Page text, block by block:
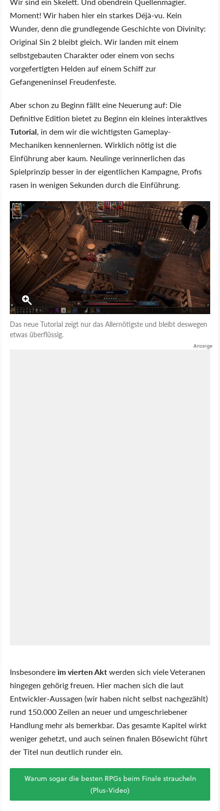
Moment! Wir haben hier ein starkes Déjà-vu. Kein
Wunder, denn die grundlegende Geschichte von Divinity:
Original Sin 2 bleibt gleich. Wir landen mit einem
selbstgebauten Charakter oder einem von sechs
vorgefertigten Helden auf einem Schiff zur
Gefangeneninsel Freudenfeste.
Aber schon zu Beginn fällt eine Neuerung auf: Die
Definitive Edition bietet zu Beginn ein kleines interaktives
Tutorial, in dem wir die wichtigsten Gameplay-
Mechaniken kennenlernen. Wirklich nötig ist die
Einführung aber kaum. Neulinge verinnerlichen das
Spielprinzip besser in der eigentlichen Kampagne, Profis
rasen in wenigen Sekunden durch die Einführung.
Das neue Tutorial zeigt nur das Allernötigste und bleibt deswegen
etwas überflüssig.
Insbesondere im vierten Aktwerden sich viele Veteranen
hingegen gehörig freuen. Hier machen sich die laut
Entwickler-Aussagen (wir haben nicht selbst nachgezählt)
rund 150.000 Zeilen an neuer und umgeschriebener
Handlung mehr als bemerkbar. Das gesamte Kapitel wirkt
weniger gehetzt, und auch seinen finalen Bösewicht führt
der Titel nun deutlich runder ein.
Warum sogar die besten RPGs beim Finale straucheln
(Plus-Video)